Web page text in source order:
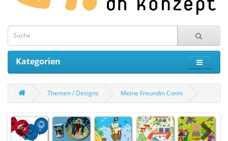
Kategorien
Themen / Designs Meine Freundin Conni